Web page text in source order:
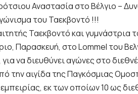
Αναστασία στο Βέλγιο –
του Ταεκβοντό !!!
Ταεκβοντό και
Παρασκευή, στο Lommel του
να διευθύνει αγώνες στο
την αιγίδα της Παγκόσμιας
εκ των οποίων 10 ως